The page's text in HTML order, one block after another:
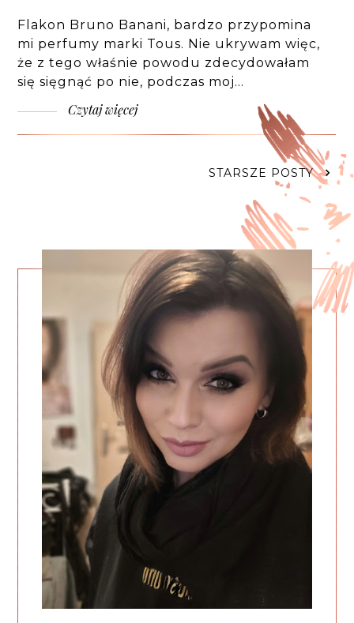
Flakon Bruno Banani, bardzo przypomina
mi perfumy marki Tous. Nie ukrywam więc,
że z tego właśnie powodu zdecydowałam
się sięgnąć po nie, podczas moj…
Czytaj więcej
STARSZE POSTY